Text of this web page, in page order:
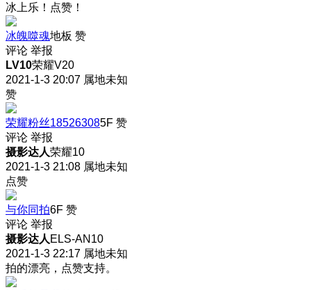
冰上乐！点赞！
冰魄噬魂地板 赞
评论 举报
LV10荣耀V20
2021-1-3 20:07 属地未知
赞
荣耀粉丝185263085F 赞
评论 举报
摄影达人荣耀10
2021-1-3 21:08 属地未知
点赞
与你同拍6F 赞
评论 举报
摄影达人 ELS-AN10
2021-1-3 22:17 属地未知
拍的漂亮，点赞支持。